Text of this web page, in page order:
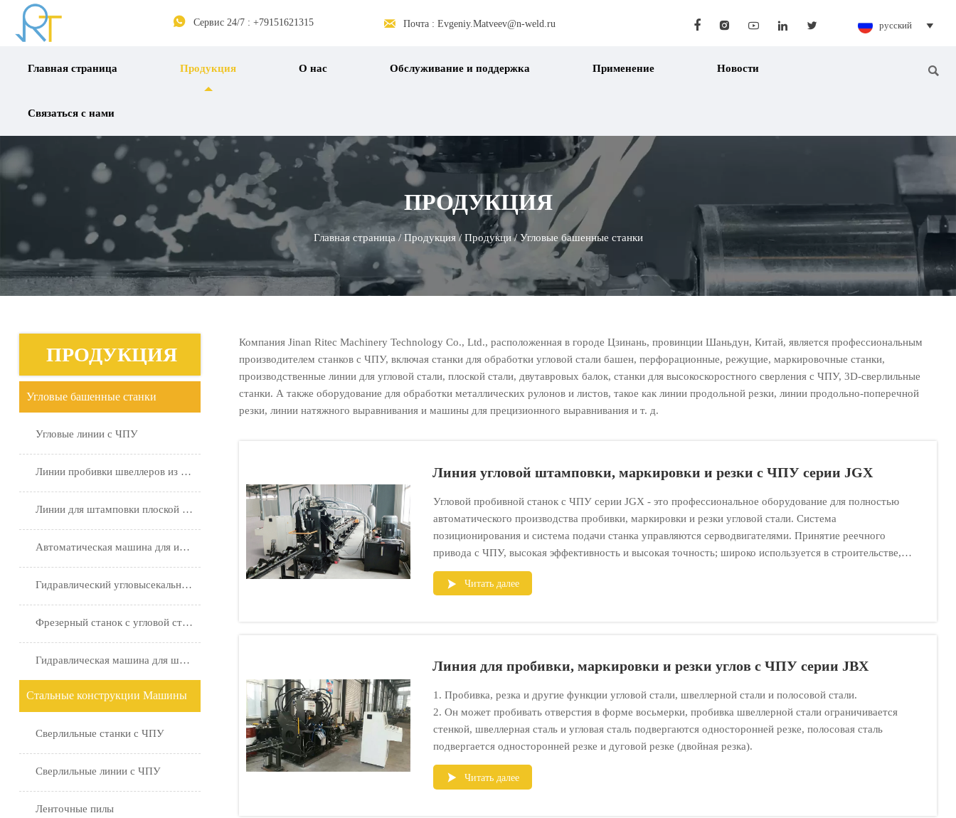
 Сервис 24/7 : +79151621315  Почта : Evgeniy.Matveev@n-weld.ru      русский 
Главная страница Продукция О нас Обслуживание и поддержка Применение Новости
Связаться с нами

ПРОДУКЦИЯ
Главная страница/ Продукция/ Продукци/Угловые башенные станки
ПРОДУКЦИЯ
Угловые башенные станки
Угловые линии с ЧПУ
Линии пробивки швеллеров из стали
Линии для штамповки плоской стали
Автоматическая машина для изготовления хомутов
Гидравлический угловысекальный станок с ЧПУ
Фрезерный станок с угловой стальной пяткой
Гидравлическая машина для штамповки плит
Стальные конструкции Машины
Сверлильные станки с ЧПУ
Сверлильные линии с ЧПУ
Ленточные пилы
Компания Jinan Ritec Machinery Technology Co., Ltd., расположенная в городе Цзинань, провинции Шаньдун, Китай, является профессиональным
производителем станков с ЧПУ, включая станки для обработки угловой стали башен, перфорационные, режущие, маркировочные станки,
производственные линии для угловой стали, плоской стали, двутавровых балок, станки для высокоскоростного сверления с ЧПУ, 3D-сверлильные
станки. А также оборудование для обработки металлических рулонов и листов, такое как линии продольной резки, линии продольно-поперечной
резки, линии натяжного выравнивания и машины для прецизионного выравнивания и т. д.
Линия угловой штамповки, маркировки и резки с ЧПУ серии JGX
Угловой пробивной станок с ЧПУ серии JGX - это профессиональное оборудование для полностью
автоматического производства пробивки, маркировки и резки угловой стали. Система
позиционирования и система подачи станка управляются серводвигателями. Принятие реечного
привода с ЧПУ, высокая эффективность и высокая точность; широко используется в строительстве,
железных башнях и других отраслях промышленности.

Читать далее
Линия для пробивки, маркировки и резки углов с ЧПУ серии JBX
1. Пробивка, резка и другие функции угловой стали, швеллерной стали и полосовой стали.
2. Он может пробивать отверстия в форме восьмерки, пробивка швеллерной стали ограничивается
стенкой, швеллерная сталь и угловая сталь подвергаются односторонней резке, полосовая сталь
подвергается односторонней резке и дуговой резке (двойная резка).
 Читать далее